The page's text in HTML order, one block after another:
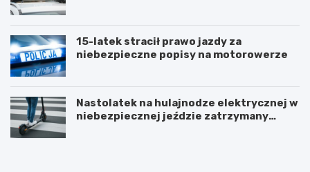
15-latek stracił prawo jazdy za
niebezpieczne popisy na motorowerze
Nastolatek na hulajnodze elektrycznej w
niebezpiecznej jeździe zatrzymany